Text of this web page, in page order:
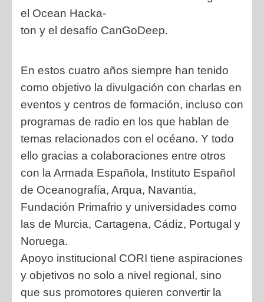
el Ocean Hacka-
ton y el desafío CanGoDeep.
En estos cuatro años siempre han tenido
como objetivo la divulgación con charlas en
eventos y centros de formación, incluso con
programas de radio en los que hablan de
temas relacionados con el océano. Y todo
ello gracias a colaboraciones entre otros
con la Armada Española, Instituto Español
de Oceanografía, Arqua, Navantia,
Fundación Primafrio y universidades como
las de Murcia, Cartagena, Cádiz, Portugal y
Noruega.
Apoyo institucional CORI tiene aspiraciones
y objetivos no solo a nivel regional, sino
que sus promotores quieren convertir la